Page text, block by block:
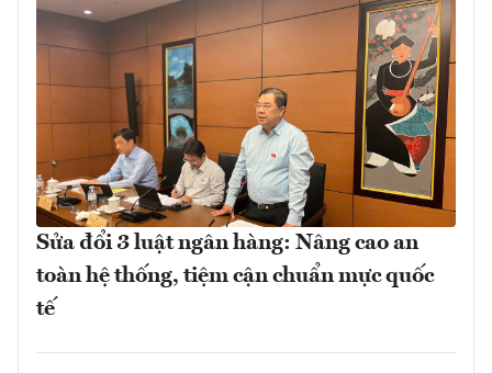
Sửa đổi 3 luật ngân hàng: Nâng cao an
toàn hệ thống, tiệm cận chuẩn mực quốc
tế